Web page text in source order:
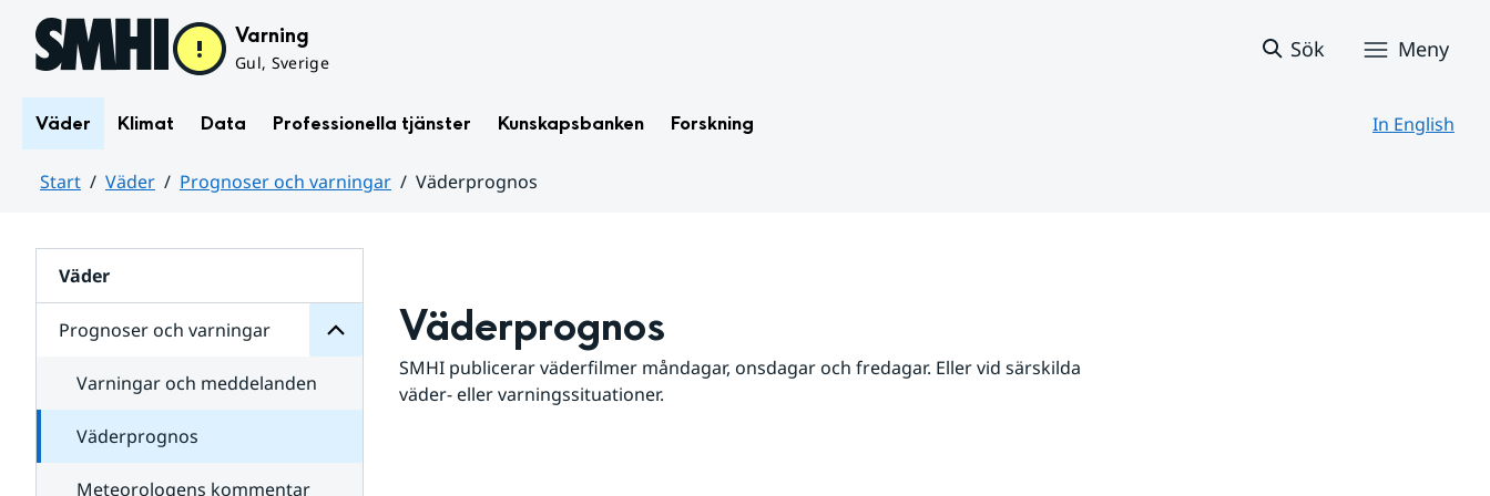
Hoppa till sidans innehåll Varning
Gul, Sverige
Sök Meny
Väder Klimat Data Professionella tjänster Kunskapsbanken Forskning In English
Start Väder Prognoser och varningar
Väderprognos
Väder
Prognoser och varningar
för
varningar
Varningar och meddelanden
Väderprognos
Meteorologens kommentar
Väderprognos
SMHI publicerar väderfilmer måndagar, onsdagar och fredagar. Eller vid särskilda
väder- eller varningssituationer.